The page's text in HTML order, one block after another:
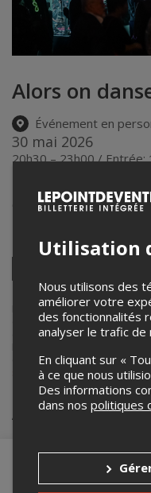
Alors on
Événement en
30 mai 2026
20h30 – 23h00 / Entrée:
Théatre Plaza
6505 Rue St-Hubert,
Partagez cet événement
Facebook LinkedinPinterest
Lepointdevente.com agit à
dans le cadre de
événements.
contacter l’organisateur de
Achat de billets
Utilisation
Nous utilisons des
améliorer votre
des fonctionnalités
analyser le trafic de
En cliquant sur «
à ce que nous
Des informations
dans nos politiques